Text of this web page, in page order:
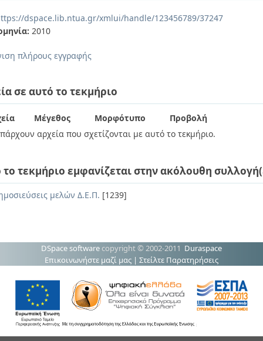
dspace.lib.ntua.gr/xmlui/handle/123456789/37247
2010
πλήρους εγγραφής
σε αυτό το τεκμήριο
Μέγεθος Μορφότυπο
Προβολή
αρχεία που σχετίζονται με αυτό το τεκμήριο.
το τεκμήριο εμφανίζεται στην ακόλουθη
μελών Δ.Ε.Π. [1239]
DSpace software copyright © 2002-2011 Duraspace
Επικοινωνήστε μαζί μας | Στείλτε Παρατηρήσεις